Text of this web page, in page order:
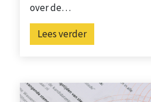
over de…
Lees verder